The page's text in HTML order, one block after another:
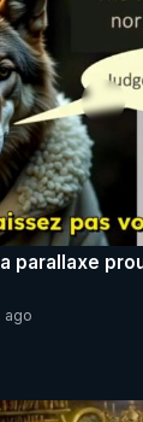
parallaxe
ago